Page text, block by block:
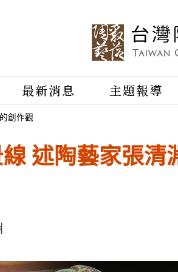
最新消息 主題報導
創作觀
述陶藝家張清